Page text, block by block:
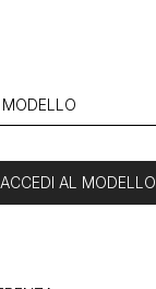
ACCEDI AL MODELLO